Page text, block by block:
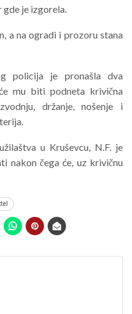
gde je izgorela.
a na ogradi i prozoru stana
policija je pronašla dva
mu biti podneta krivična
držanje, nošenje i
u Kruševcu, N.F. je
nakon čega će, uz krivičnu